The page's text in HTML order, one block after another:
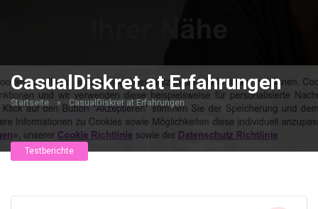
CasualDiskret.at Erfahrungen
Startseite » CasualDiskret.at Erfahrungen
Testberichte